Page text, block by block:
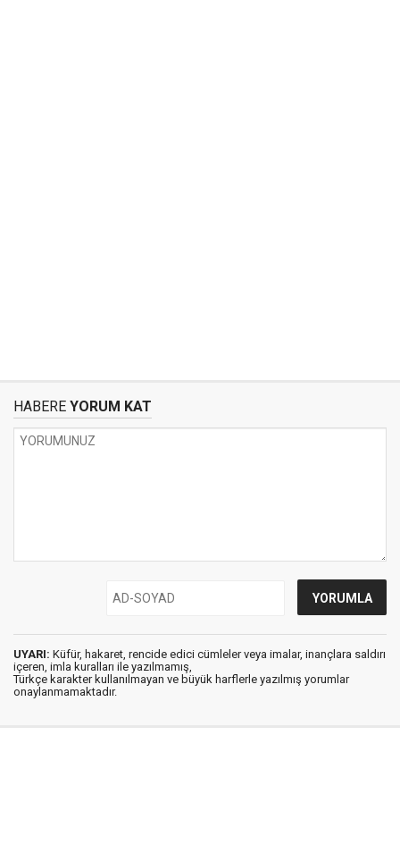
HABERE YORUM KAT
UYARI: Küfür, hakaret, rencide edici cümleler veya imalar, inançlara saldırı
içeren, imla kuralları ile yazılmamış,
Türkçe karakter kullanılmayan ve büyük harflerle yazılmış yorumlar
onaylanmamaktadır.